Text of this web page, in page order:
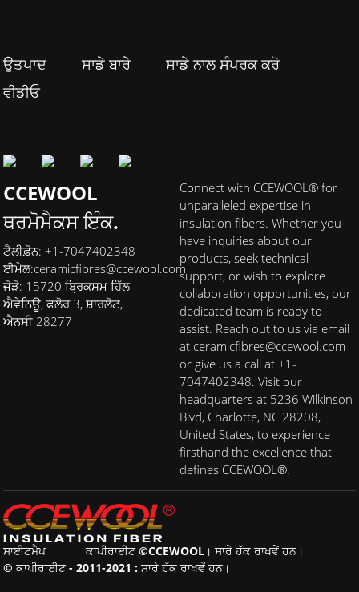
ਉਤਪਾਦ ਸਾਡੇ ਬਾਰੇ
ਸਾਡੇ ਨਾਲ ਸੰਪਰਕ ਕਰੋ
ਵੀਡੀਓ
CCEWOOL
ਥਰਮੋਮੈਕਸ ਇੰਕ.
ਟੈਲੀਫ਼ੋਨ: +1-7047402348
ਈਮੇਲ:ceramicfibres@ccewool.com
ਜੋੜੋ: 15720 ਬ੍ਰਿਕਸਮ ਹਿੱਲ
ਐਵੇਨਿਊ, ਫਲੋਰ 3, ਸ਼ਾਰਲੋਟ,
ਐਨਸੀ 28277
Connect with CCEWOOL® for
unparalleled expertise in
insulation fibers. Whether you
have inquiries about our
products, seek technical
support, or wish to explore
collaboration opportunities, our
dedicated team is ready to
assist. Reach out to us via email
at ceramicfibres@ccewool.com
or give us a call at +1-
7047402348. Visit our
headquarters at 5236 Wilkinson
Blvd, Charlotte, NC 28208,
United States, to experience
firsthand the excellence that
defines CCEWOOL®.
ਸਾਈਟਮੈਪ
ਕਾਪੀਰਾਈਟ ©CCEWOOL। ਸਾਰੇ ਹੱਕ ਰਾਖਵੇਂ ਹਨ।
© ਕਾਪੀਰਾਈਟ - 2011-2021 : ਸਾਰੇ ਹੱਕ ਰਾਖਵੇਂ ਹਨ।